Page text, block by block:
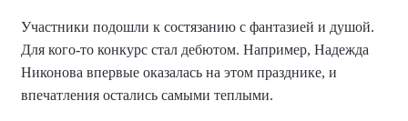
Участники подошли к состязанию с фантазией и душой.
Для кого-то конкурс стал дебютом. Например, Надежда
Никонова впервые оказалась на этом празднике, и
впечатления остались самыми теплыми.